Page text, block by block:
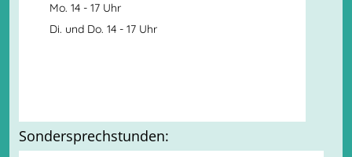
Mo. 14 - 17 Uhr
Di. und Do. 14 - 17 Uhr
Sondersprechstunden: